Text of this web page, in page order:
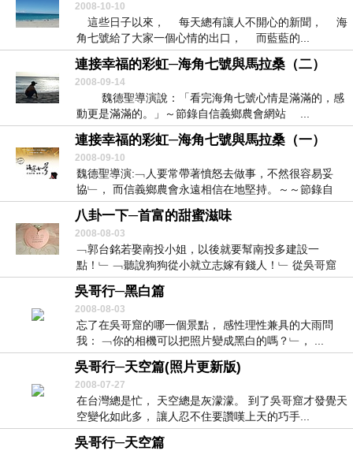
2008-10-10
這些日子以來， 每天總有讓人不開心的新聞， 海
角七號給了大家一個心情的出口， 而藍藍的...
連接幸福的彩虹─海角七號與馬拉桑（二）
2008-09-14
魏德聖導演說：「看完海角七號心情是滿滿的，感
動更是滿滿的。」～節錄自信義鄉農會網站 ...
連接幸福的彩虹─海角七號與馬拉桑（一）
2008-09-10
魏德聖導演:﹁人要常帶著憤怒去做事，不然很容易妥
協﹂， 而信義鄉農會永遠相信在地堅持。～～節錄自
信...
八卦一下─首富的甜蜜滋味
2008-08-03
﹁郭台銘若娶南投小姐，以後就要幫南投多建設一
點！﹂ ﹁聽說狗狗從小就立志嫁有錢人！﹂ 從吳哥窟
返...
吳哥行─黑白篇
2008-08-03
忘了在吳哥窟的哪一個景點， 感性理性兼具的大雨問
我： ﹁你的相機可以把照片變成黑白的嗎？﹂， ...
吳哥行─天空篇(照片更新版)
2008-07-27
在台灣總是忙， 天空總是灰濛濛。 到了吳哥窟才發覺天
空變化如此多， 讓人忍不住要讚嘆上天的巧手...
吳哥行─天空篇